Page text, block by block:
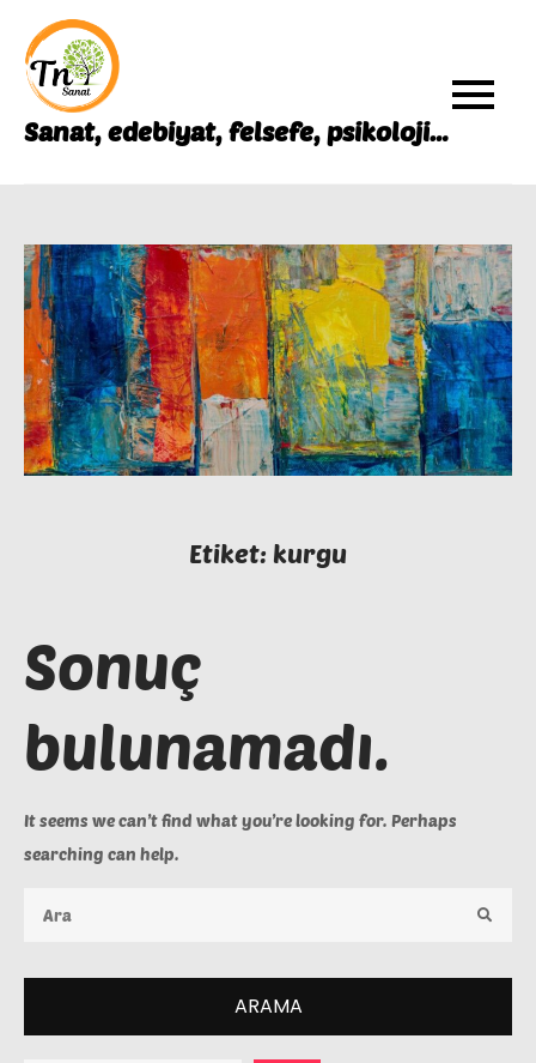
content
Sanat, edebiyat, felsefe, psikoloji…
Etiket: kurgu
Sonuç
bulunamadı.
It seems we can’t find what you’re looking for. Perhaps
searching can help.
ARAMA